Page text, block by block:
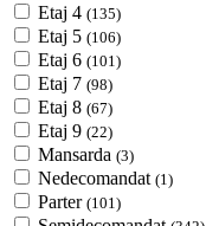
Etaj 4 (135)
Etaj 5 (106)
Etaj 6 (101)
Etaj 7 (98)
Etaj 8 (67)
Etaj 9 (22)
Mansarda (3)
Nedecomandat (1)
Parter (101)